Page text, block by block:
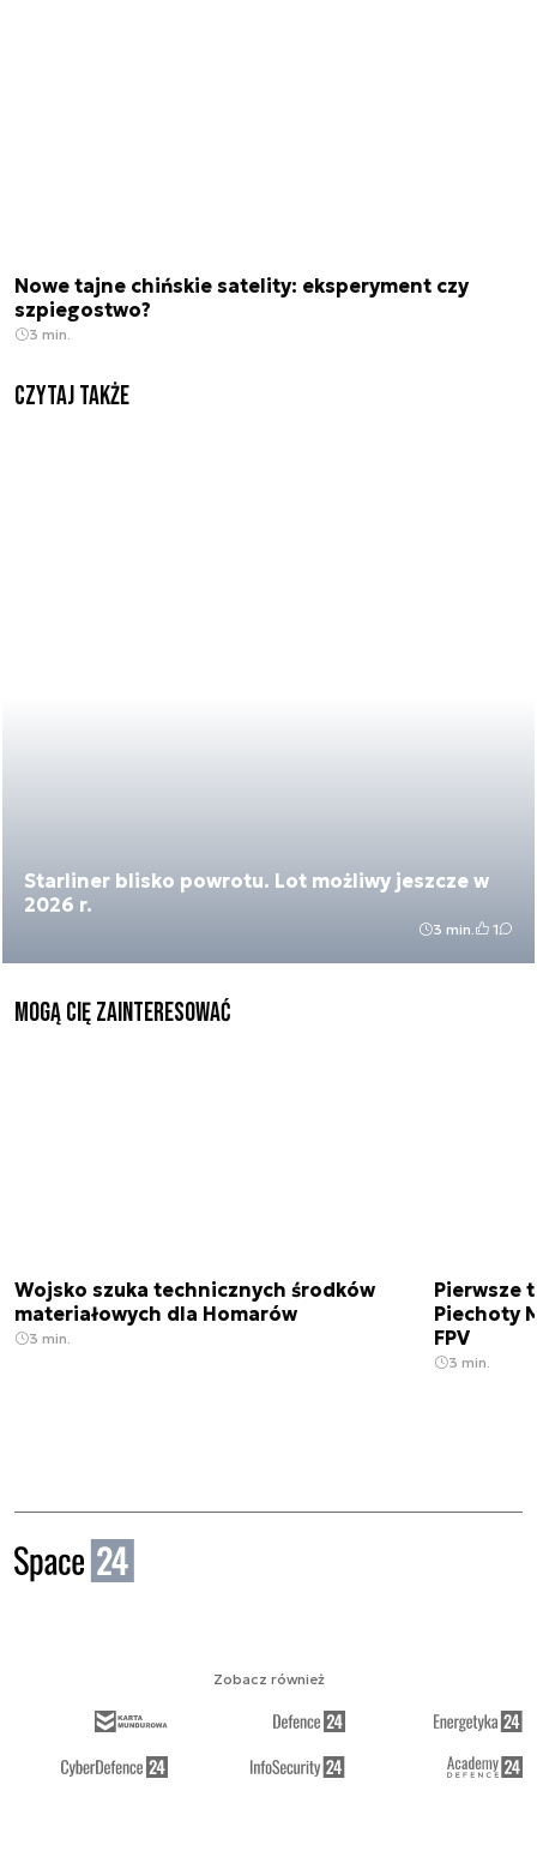
Nowe tajne chińskie satelity: eksperyment czy
szpiegostwo?
3 min.
Czytaj także
Starliner blisko powrotu. Lot możliwy jeszcze w
2026 r.
3 min. 1
Mogą Cię zainteresować
Wojsko szuka technicznych środków
materiałowych dla Homarów
3 min.
Pierwsze
Piechoty
FPV
3 min.
Zobacz również